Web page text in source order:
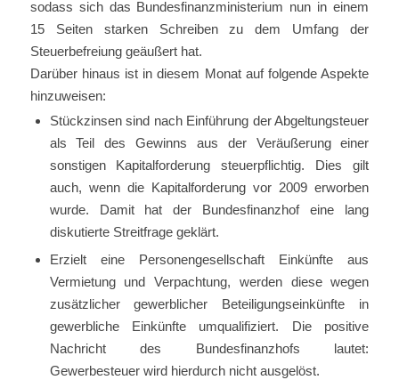
sodass sich das Bundesfinanzministerium nun in einem
15 Seiten starken Schreiben zu dem Umfang der
Steuerbefreiung geäußert hat.
Darüber hinaus ist in diesem Monat auf folgende Aspekte
hinzuweisen:
Stückzinsen sind nach Einführung der Abgeltungsteuer
als Teil des Gewinns aus der Veräußerung einer
sonstigen Kapitalforderung steuerpflichtig. Dies gilt
auch, wenn die Kapitalforderung vor 2009 erworben
wurde. Damit hat der Bundesfinanzhof eine lang
diskutierte Streitfrage geklärt.
Erzielt eine Personengesellschaft Einkünfte aus
Vermietung und Verpachtung, werden diese wegen
zusätzlicher gewerblicher Beteiligungseinkünfte in
gewerbliche Einkünfte umqualifiziert. Die positive
Nachricht des Bundesfinanzhofs lautet:
Gewerbesteuer wird hierdurch nicht ausgelöst.